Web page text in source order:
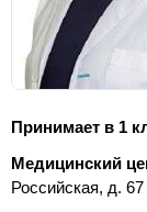
Принимает в 1
Медицинский
Российская, д. 67